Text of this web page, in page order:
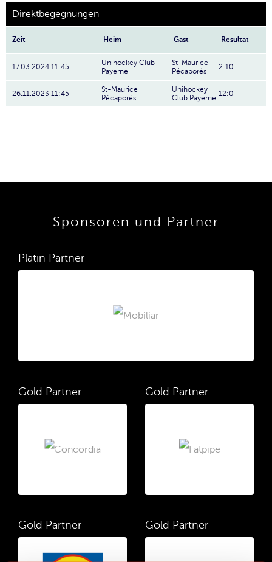
Direktbegegnungen
Zeit Heim Gast Resultat
17.03.2024 11:45
Unihockey Club
Payerne
St-Maurice
Pécaporés
2:10
26.11.2023 11:45
St-Maurice
Pécaporés
Unihockey
Club Payerne 12:0
Sponsoren und Partner
Platin Partner
Gold Partner Gold Partner
Gold Partner Gold Partner